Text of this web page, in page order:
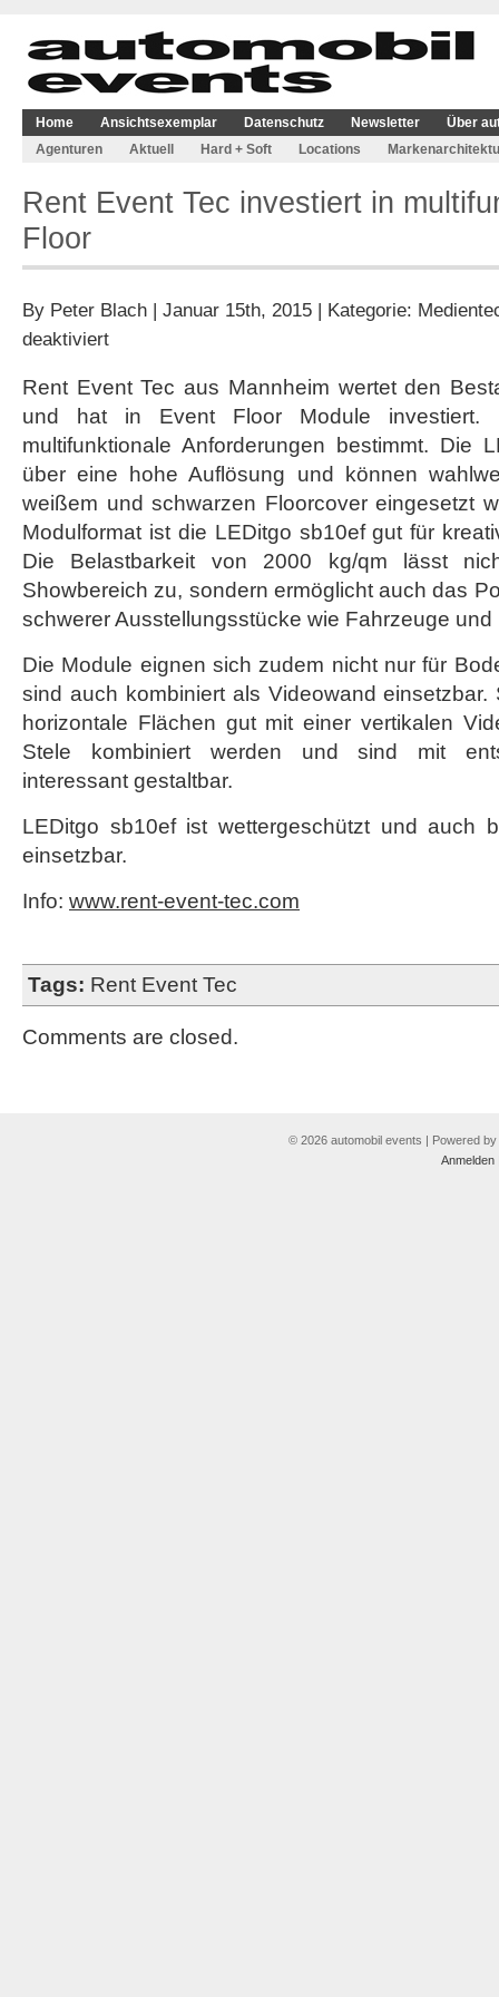
Home Ansichtsexemplar Datenschutz Newsletter
Über
Agenturen
Aktuell Hard + Soft Locations
Rent Event Tec investiert in
Floor
By Peter Blach | Januar 15th, 2015 | Kategorie:
deaktiviertfür
Tec
investiert
multifunktionalen
Event
Rent Event Tec aus Mannheim wertet den
und hat in Event Floor Module investiert.
multifunktionale Anforderungen bestimmt. Die
über eine hohe Auflösung und können
weißem und schwarzen Floorcover eingesetzt
Modulformat ist die LEDitgo sb10ef gut für
Die Belastbarkeit von 2000 kg/qm lässt
Showbereich zu, sondern ermöglicht auch das
schwerer Ausstellungsstücke wie Fahrzeuge
Die Module eignen sich zudem nicht nur für
sind auch kombiniert als Videowand
horizontale Flächen gut mit einer vertikalen
Stele kombiniert werden und sind mit
interessant gestaltbar.
LEDitgo sb10ef ist wettergeschützt und auch
einsetzbar.
Info: www.rent-event-tec.com
Tags: Rent Event Tec
Comments are closed.
© 2026 automobil events | Powered by
Anmelden|